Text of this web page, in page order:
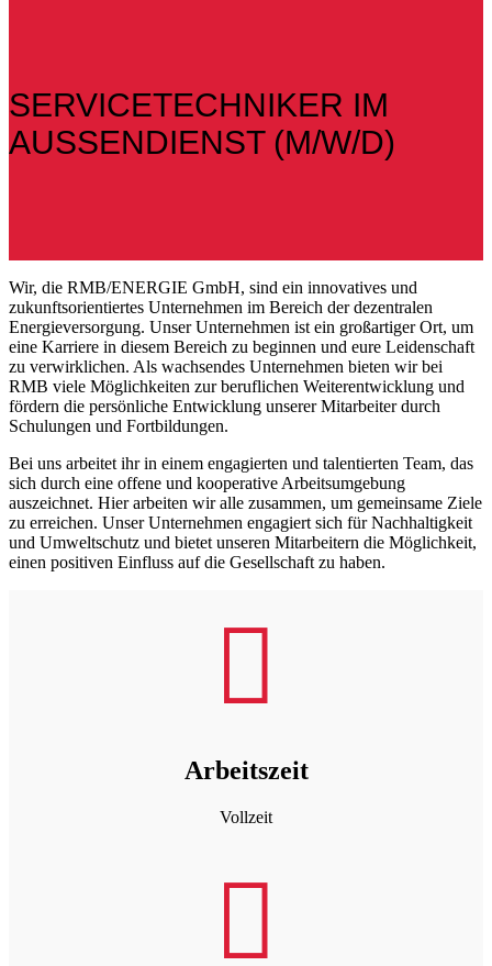
SERVICETECHNIKER IM
AUSSENDIENST (M/W/D)
Wir, die RMB/ENERGIE GmbH, sind ein innovatives und
zukunftsorientiertes Unternehmen im Bereich der dezentralen
Energieversorgung. Unser Unternehmen ist ein großartiger Ort, um
eine Karriere in diesem Bereich zu beginnen und eure Leidenschaft
zu verwirklichen. Als wachsendes Unternehmen bieten wir bei
RMB viele Möglichkeiten zur beruflichen Weiterentwicklung und
fördern die persönliche Entwicklung unserer Mitarbeiter durch
Schulungen und Fortbildungen.
Bei uns arbeitet ihr in einem engagierten und talentierten Team, das
sich durch eine offene und kooperative Arbeitsumgebung
auszeichnet. Hier arbeiten wir alle zusammen, um gemeinsame Ziele
zu erreichen. Unser Unternehmen engagiert sich für Nachhaltigkeit
und Umweltschutz und bietet unseren Mitarbeitern die Möglichkeit,
einen positiven Einfluss auf die Gesellschaft zu haben.

Arbeitszeit
Vollzeit
